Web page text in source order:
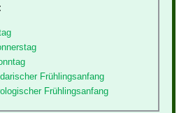
Frühlingsanfang
Frühlingsanfang